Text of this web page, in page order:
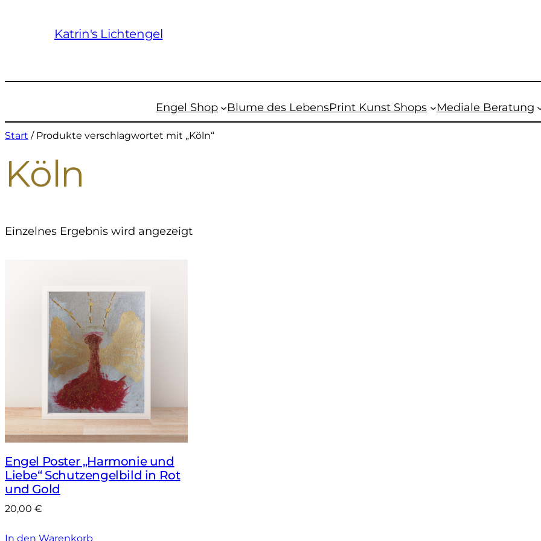
Katrin's Lichtengel
Engel Shop Blume des LebensPrint Kunst Shops Mediale Beratung
Start / Produkte verschlagwortet mit „Köln“
Köln
Einzelnes Ergebnis wird angezeigt
Engel Poster „Harmonie und
Liebe“ Schutzengelbild in Rot
und Gold
20,00 €
In den Warenkorb